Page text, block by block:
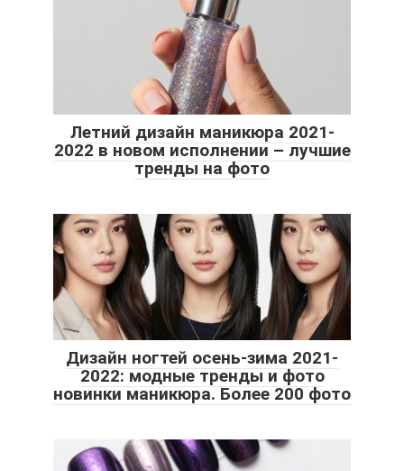
Летний дизайн маникюра 2021-
2022 в новом исполнении – лучшие
тренды на фото
Дизайн ногтей осень-зима 2021-
2022: модные тренды и фото
новинки маникюра. Более 200 фото